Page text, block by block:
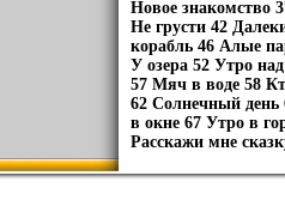
Новое знакомство
Не грусти 42
корабль 46 Алые
У озера 52 Утро
57 Мяч в воде 58
62 Солнечный день
в окне 67 Утро в
Расскажи мне